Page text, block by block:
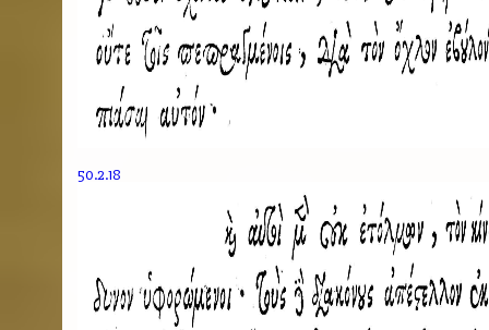
50.2.18